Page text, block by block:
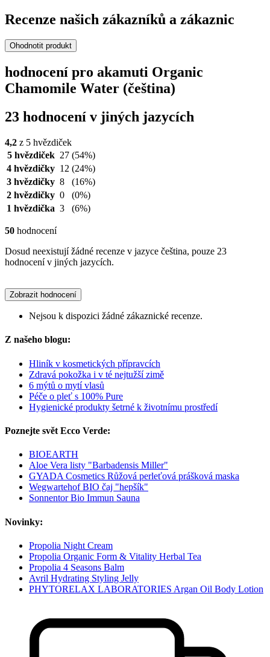
Recenze našich zákazníků a zákaznic
Ohodnotit produkt
hodnocení pro akamuti Organic
Chamomile Water (čeština)
23 hodnocení v jiných jazycích
4,2 z 5 hvězdiček
5 hvězdiček 27 (54%)
4 hvězdičky 12 (24%)
3 hvězdičky 8
(16%)
2 hvězdičky 0
(0%)
1 hvězdička 3 (6%)
50 hodnocení
Dosud neexistují žádné recenze v jazyce čeština, pouze 23
hodnocení v jiných jazycích.
Zobrazit hodnocení
Nejsou k dispozici žádné zákaznické recenze.
Z našeho blogu:
Hliník v kosmetických přípravcích
Zdravá pokožka i v té nejtužší zimě
6 mýtů o mytí vlasů
Péče o pleť s 100% Pure
Hygienické produkty šetrné k životnímu prostředí
Poznejte svět Ecco Verde:
BIOEARTH
Aloe Vera listy "Barbadensis Miller"
GYADA Cosmetics Růžová perleťová prášková maska
Wegwartehof BIO čaj "hepšík"
Sonnentor Bio Immun Sauna
Novinky:
Propolia Night Cream
Propolia Organic Form & Vitality Herbal Tea
Propolia 4 Seasons Balm
Avril Hydrating Styling Jelly
PHYTORELAX LABORATORIES Argan Oil Body Lotion